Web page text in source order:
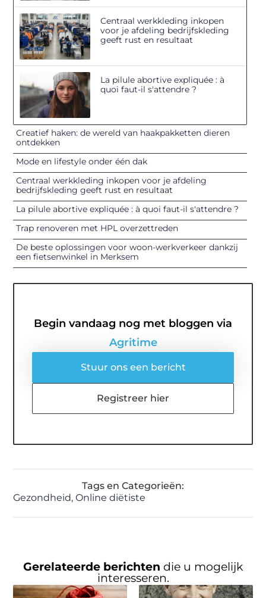
Centraal werkkleding inkopen
voor je afdeling bedrijfskleding
geeft rust en resultaat
La pilule abortive expliquée : à
quoi faut-il s'attendre ?
Creatief haken: de wereld van haakpakketten dieren
ontdekken
Mode en lifestyle onder één dak
Centraal werkkleding inkopen voor je afdeling
bedrijfskleding geeft rust en resultaat
La pilule abortive expliquée : à quoi faut-il s'attendre ?
Trap renoveren met HPL overzettreden
De beste oplossingen voor woon-werkverkeer dankzij
een fietsenwinkel in Merksem
Begin vandaag nog met bloggen via
Agritime
Stuur ons een bericht
Registreer hier
Tags en Categorieën:
Gezondheid,Online diëtiste
Gerelateerde berichten die u mogelijk
interesseren.